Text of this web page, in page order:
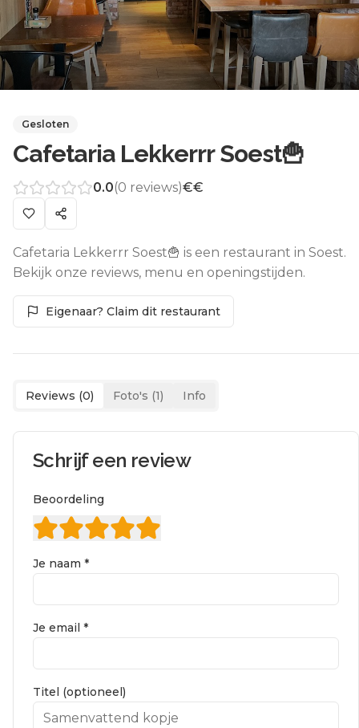
Gesloten
Cafetaria Lekkerrr Soest🍟
0.0(0 reviews)€€
Cafetaria Lekkerrr Soest🍟 is een restaurant in Soest.
Bekijk onze reviews, menu en openingstijden.
Eigenaar? Claim dit restaurant
Reviews (0) Foto's (1) Info
Schrijf een review
Beoordeling
Je naam *
Je email *
Titel (optioneel)